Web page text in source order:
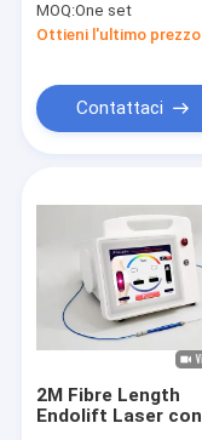
fino a 30W di
potenza di uscita
MOQ:One set
Ottieni l'ultimo prezzo
Contattaci
2M Fibre Length
Endolift Laser con